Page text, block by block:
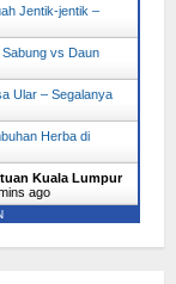
Jentik-jentik –
Sabung vs Daun
Ular – Segalanya
Herba di
Kuala Lumpur
ago